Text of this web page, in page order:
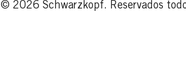
© 2026 Schwarzkopf. Reservados